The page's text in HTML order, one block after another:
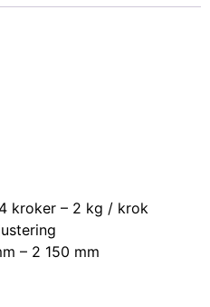
kroker – 2 kg / krok
– 2 150 mm